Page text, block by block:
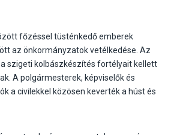
főzéssel tüsténkedő emberek
az önkormányzatok vetélkedése. Az
szigeti kolbászkészítés fortélyait kellett
A polgármesterek, képviselők és
a civilekkel közösen keverték a húst és